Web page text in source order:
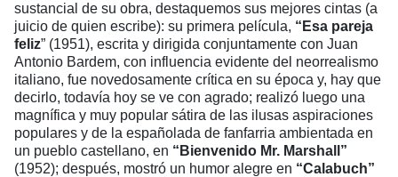
sustancial de su obra, destaquemos sus mejores cintas (a
juicio de quien escribe): su primera película, “Esa pareja
feliz” (1951), escrita y dirigida conjuntamente con Juan
Antonio Bardem, con influencia evidente del neorrealismo
italiano, fue novedosamente crítica en su época y, hay que
decirlo, todavía hoy se ve con agrado; realizó luego una
magnífica y muy popular sátira de las ilusas aspiraciones
populares y de la españolada de fanfarria ambientada en
un pueblo castellano, en “Bienvenido Mr. Marshall”
(1952); después, mostró un humor alegre en “Calabuch”